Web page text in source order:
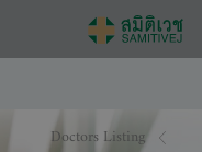
Doctors Listing